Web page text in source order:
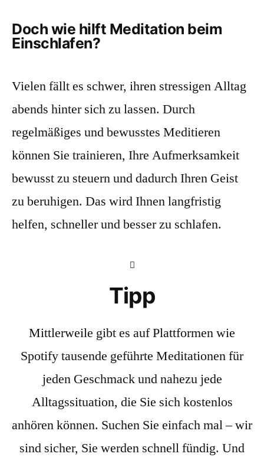
Doch wie hilft Meditation beim
Einschlafen?
Vielen fällt es schwer, ihren stressigen Alltag
abends hinter sich zu lassen. Durch
regelmäßiges und bewusstes Meditieren
können Sie trainieren, Ihre Aufmerksamkeit
bewusst zu steuern und dadurch Ihren Geist
zu beruhigen. Das wird Ihnen langfristig
helfen, schneller und besser zu schlafen.
Tipp
Mittlerweile gibt es auf Plattformen wie
Spotify tausende geführte Meditationen für
jeden Geschmack und nahezu jede
Alltagssituation, die Sie sich kostenlos
anhören können. Suchen Sie einfach mal – wir
sind sicher, Sie werden schnell fündig. Und